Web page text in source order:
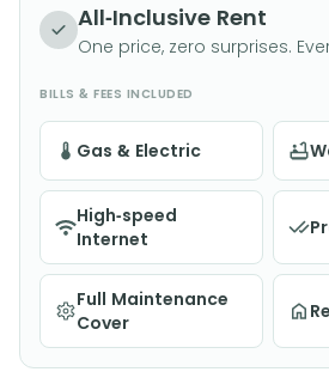
All-Inclusive Rent
One price, zero surprises.
BILLS & FEES INCLUDED
Gas & Electric
High-speed
Internet
Full Maintenance
Cover